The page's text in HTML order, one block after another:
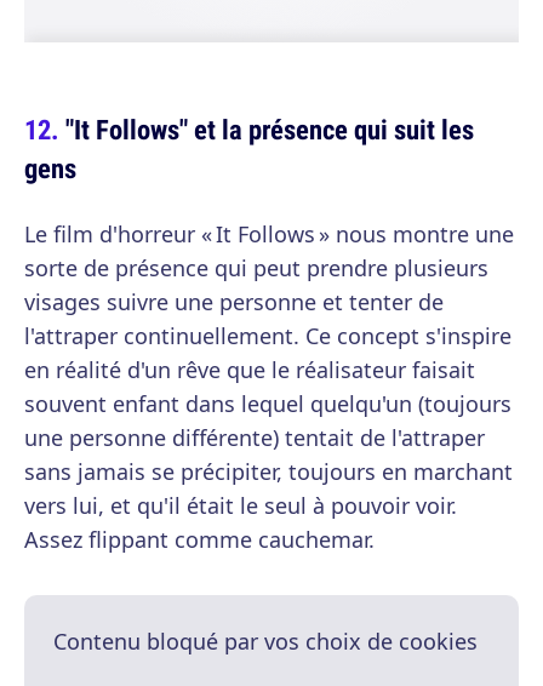
"It Follows" et la présence qui suit les
gens
Le film d'horreur « It Follows » nous montre une
sorte de présence qui peut prendre plusieurs
visages suivre une personne et tenter de
l'attraper continuellement. Ce concept s'inspire
en réalité d'un rêve que le réalisateur faisait
souvent enfant dans lequel quelqu'un (toujours
une personne différente) tentait de l'attraper
sans jamais se précipiter, toujours en marchant
vers lui, et qu'il était le seul à pouvoir voir.
Assez flippant comme cauchemar.
Contenu bloqué par vos choix de cookies